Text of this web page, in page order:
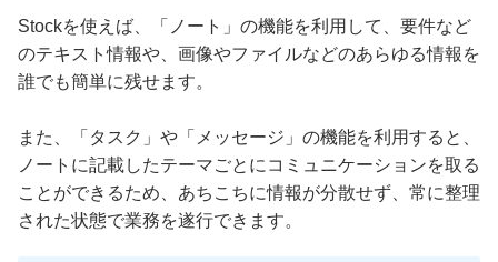
Stockを使えば、「ノート」の機能を利用して、要件など
のテキスト情報や、画像やファイルなどのあらゆる情報を
誰でも簡単に残せます。
また、「タスク」や「メッセージ」の機能を利用すると、
ノートに記載したテーマごとにコミュニケーションを取る
ことができるため、あちこちに情報が分散せず、常に整理
された状態で業務を遂行できます。